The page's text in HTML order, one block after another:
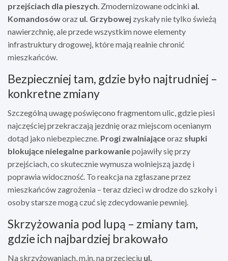
przejściach dla pieszych. Zmodernizowane odcinki al.
Komandosóworaz ul. Grzybowej zyskały nie tylko świeżą
nawierzchnię, ale przede wszystkim nowe elementy
infrastruktury drogowej, które mają realnie chronić
mieszkańców.
Bezpieczniej tam, gdzie było najtrudniej –
konkretne zmiany
Szczególną uwagę poświęcono fragmentom ulic, gdzie piesi
najczęściej przekraczają jezdnię oraz miejscom ocenianym
dotąd jako niebezpieczne. Progi zwalniająceoraz słupki
blokujące nielegalne parkowaniepojawiły się przy
przejściach, co skutecznie wymusza wolniejszą jazdę i
poprawia widoczność. To reakcja na zgłaszane przez
mieszkańców zagrożenia – teraz dzieci w drodze do szkoły i
osoby starsze mogą czuć się zdecydowanie pewniej.
Skrzyżowania pod lupą – zmiany tam,
gdzie ich najbardziej brakowało
Na skrzyżowaniach, m.in. na przecięciu ul.